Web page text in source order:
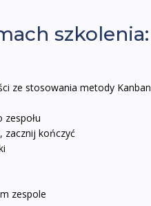
szkolenia:
ze stosowania metody Kanban
zacznij kończyć
zespole